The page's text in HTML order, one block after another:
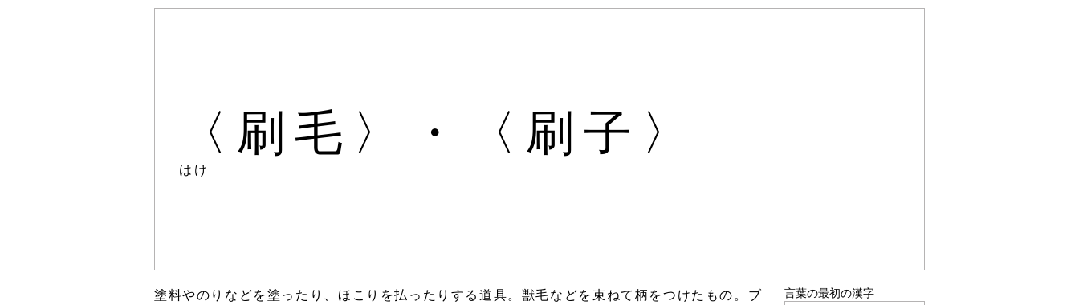
〈刷毛〉・〈刷子〉
はけ
塗料やのりなどを塗ったり、ほこりを払ったりする道具。獣毛などを束ねて柄をつけたもの。ブ
言葉の最初の漢字